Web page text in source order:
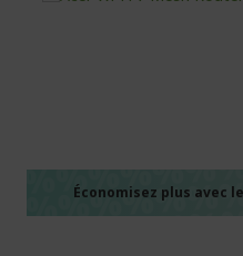
Économisez plus avec